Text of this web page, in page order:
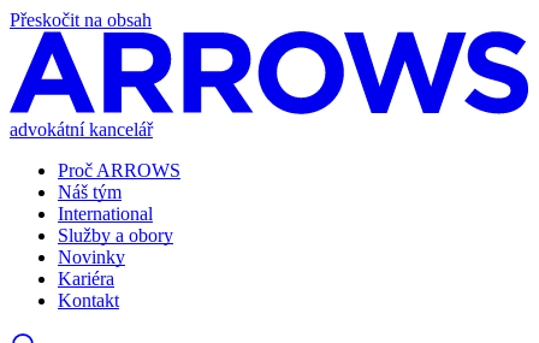
Přeskočit na obsah
advokátní kancelář
Proč ARROWS
Náš tým
International
Služby a obory
Novinky
Kariéra
Kontakt